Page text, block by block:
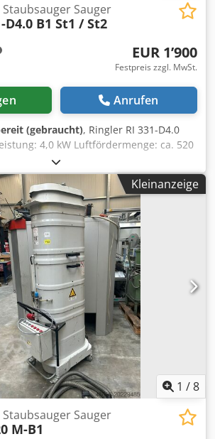
Sauger
D4.0 B1 St1 / St2
EUR 1’900
Festpreis zzgl. MwSt.
Anrufen
(gebraucht), Ringler RI 331-D4.0
4,0 kW Luftfördermenge: ca. 520
26 kPa Rüttelmotor
übernommen Sie können gerne zu
vorbeikommen. Gerne können wir für
Spedition organisieren! Sie
Rechnung. Für Ausländische
eine Nettorechnung erstellt werden.
eine gültige Ust.Indent.Nr.
Besuchen Sie unseren Shop
auch unsere weiteren Angebote an.
und Warenzeichen sind
und dienen lediglich zur
der Produkte. Csdpfewkqz
von technischen Daten sowie
des Artikels können
vorbehalten.
Kleinanzeige
1 /8
Sauger
M-B1